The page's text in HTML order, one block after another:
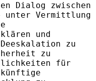
Dialog zwischen
unter Vermittlung
und
zu
zu
für